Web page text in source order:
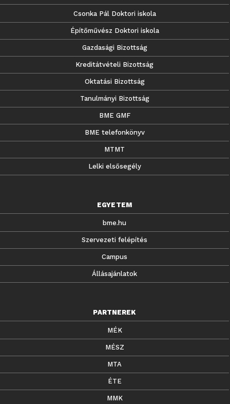
Csonka Pál Doktori iskola
Építőművész Doktori iskola
Gazdasági Bizottság
Kreditátvételi Bizottság
Oktatási Bizottság
Tanulmányi Bizottság
BME GMF
BME telefonkönyv
MTMT
Lelki elsősegély
EGYETEM
bme.hu
Szervezeti felépítés
Campus
Állásajánlatok
PARTNEREK
MÉK
MÉSZ
MTA
ÉTE
MMK